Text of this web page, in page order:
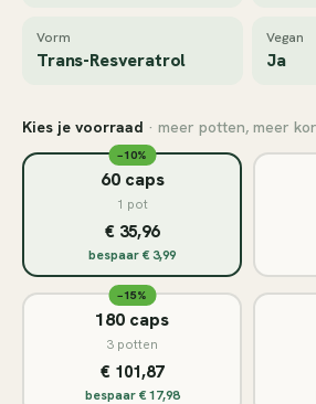
Vorm
Trans-Resveratrol
Vegan
Ja
Kies je voorraad · meer potten, meer
60 caps
1 pot
−10%
€ 35,96
bespaar € 3,99
180 caps
3 potten
−15%
€ 101,87
bespaar € 17,98